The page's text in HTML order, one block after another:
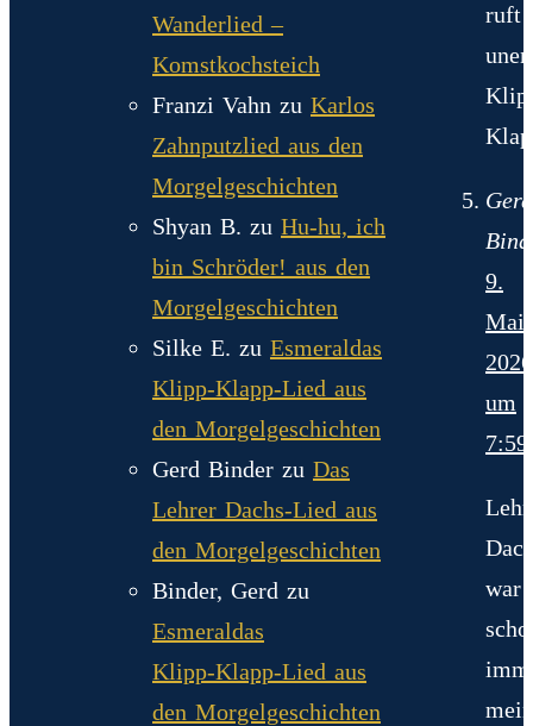
ruft
Gerd
9.
Mai
2026
um
7:59
war
Wanderlied –
Komstkochsteich
Franzi Vahn zu Karlos
Zahnputzlied aus den
Morgelgeschichten
Shyan B. zu Hu-hu, ich
bin Schröder! aus den
Morgelgeschichten
Silke E. zu Esmeraldas
Klipp‑Klapp‑Lied aus
den Morgelgeschichten
Gerd Binder zu Das
Lehrer Dachs-Lied aus
den Morgelgeschichten
Binder, Gerd zu
Esmeraldas
Klipp‑Klapp‑Lied aus
den Morgelgeschichten